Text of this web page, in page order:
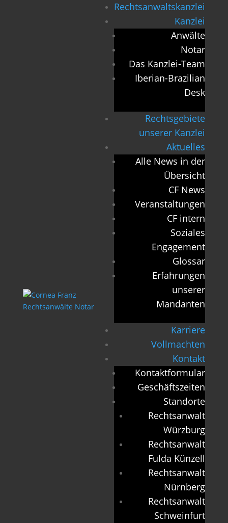
Rechtsanwaltskanzlei
Kanzlei
Anwälte
Notar
Das Kanzlei-Team
Iberian-Brazilian
Desk
Rechtsgebiete
unserer Kanzlei
Aktuelles
Alle News in der
Übersicht
CF News
Veranstaltungen
CF intern
Soziales
Engagement
Glossar
Erfahrungen
unserer
Mandanten
Karriere
Vollmachten
Kontakt
Kontaktformular
Geschäftszeiten
Standorte
Rechtsanwalt
Würzburg
Rechtsanwalt
Fulda Künzell
Rechtsanwalt
Nürnberg
Rechtsanwalt
Schweinfurt